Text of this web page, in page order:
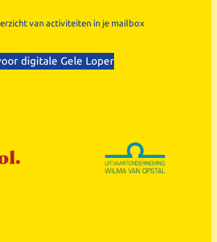
van activiteiten in je mailbox
digitale Gele Loper